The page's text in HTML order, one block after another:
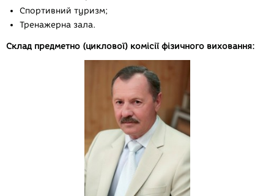
Спортивний туризм;
Тренажерна зала.
Склад предметно (циклової) комісії фізичного виховання: